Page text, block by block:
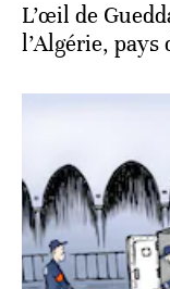
L’œil de
l’Algérie,